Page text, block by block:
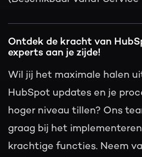
Ontdek de kracht van
experts aan je zijde!
Wil jij het maximale halen
HubSpot updates en je
hoger niveau tillen? Ons
graag bij het
krachtige functies. Neem